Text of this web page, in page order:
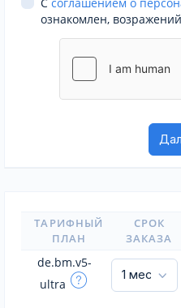
ознакомлен,
ТАРИФНЫЙ
ПЛАН
СРОК
ЗАКАЗА
de.bm.v5-
ultra